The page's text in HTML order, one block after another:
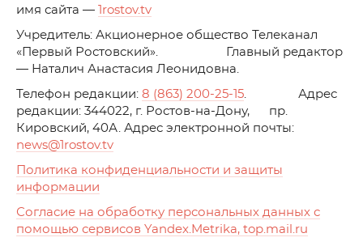
имя сайта —
1rostov.tv
Учредитель: Акционерное общество Телеканал
«Первый Ростовский». Главный редактор
— Наталич Анастасия Леонидовна.
Телефон редакции: 8 (863) 200-25-15. Адрес
редакции: 344022, г. Ростов-на-Дону, пр.
Кировский, 40А. Адрес электронной почты:
news@1rostov.tv
Политика конфиденциальности и защиты
информации
Согласие на обработку персональных данных с
помощью сервисов Yandex.Metrika, top.mail.ru